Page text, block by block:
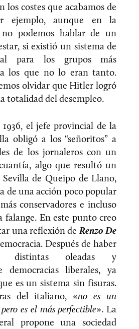
los costes que acabamos de
ejemplo, aunque en la
podemos hablar de un
si existió un sistema de
para los grupos más
los que no lo eran tanto.
olvidar que Hitler logró
totalidad del desempleo.
el jefe provincial de la
obligó a los “señoritos” a
de los jornaleros con un
algo que resultó un
Sevilla de Queipo de Llano,
de una acción poco popular
conservadores e incluso
falange. En este punto creo
una reflexión de Renzo De
Después de haber
distintas oleadas y
democracias liberales, ya
es un sistema sin fisuras.
del italiano, «no es un
es el más perfectible». La
propone una sociedad